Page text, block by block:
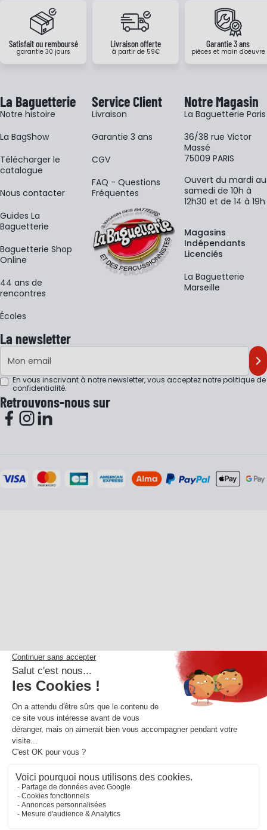
Satisfait ou remboursé
garantie 30 jours
Livraison offerte
à partir de 59€
Garantie 3 ans
pièces et main d'oeuvre
La Baguetterie
Notre histoire
La BagShow
​Télécharger le
catalogue
Nous contacter
Guides La
Baguetterie
Baguetterie Shop
Online
44 ans de
rencontres
Écoles
Service Client
Livraison
Garantie 3 ans
CGV
FAQ - Questions
Fréquentes
Notre Magasin
La Baguetterie Paris
36/38 rue Victor
Massé
75009 PARIS
Ouvert du mardi au
samedi de 10h à
12h30 et de 14 à 19h
Magasins
Indépendants
Licenciés
La Baguetterie
Marseille
La newsletter
Adresse e-mail
En vous inscrivant à notre newsletter, vous acceptez notrepolitique de
confidentialité.
Retrouvons-nous sur